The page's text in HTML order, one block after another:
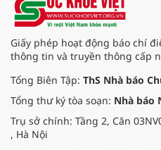
Giấy phép hoạt động báo chí
thông tin và truyền thông cấp
Tổng Biên Tập: ThS Nhà báo
Tổng thư ký tòa soạn: Nhà báo
Trụ sở chính: Tầng 2, Căn
, Hà Nội